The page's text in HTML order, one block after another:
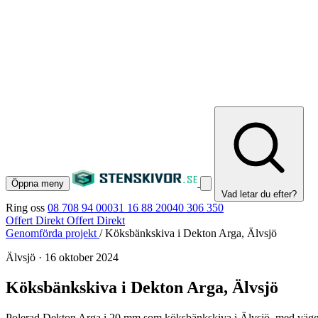
Öppna meny
Vad letar du efter?
Ring oss 08 708 94 00031 16 88 20040 306 350
Offert Direkt Offert Direkt
Genomförda projekt / Köksbänkskiva i Dekton Arga, Älvsjö
Älvsjö · 16 oktober 2024
Köksbänkskiva i Dekton Arga, Älvsjö